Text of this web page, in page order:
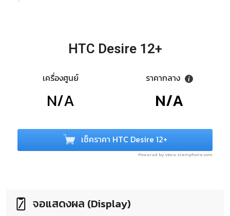
HTC Desire 12+
เครื่องศูนย์
N/A
ราคากลาง
N/A
เช็คราคา HTC Desire 12+
Powered by store.siamphone.com
จอแสดงผล (Display)